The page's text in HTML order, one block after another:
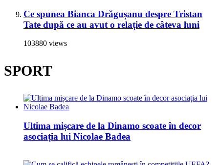
Ce spunea Bianca Drăgușanu despre Tristan
Tate după ce au avut o relație de câteva luni
103880 views
SPORT
Ultima mișcare de la Dinamo scoate în decor
asociația lui Nicolae Badea